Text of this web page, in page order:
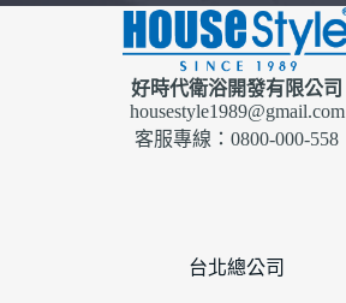
好時代衛浴開發有限公司
housestyle1989@gmail.com
客服專線：0800-000-558
台北總公司